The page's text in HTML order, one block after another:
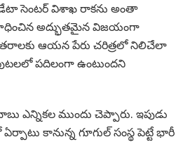
డేటా సెంటర్ విశాఖ రాకను అంతా
సాధించిన అద్భుతమైన విజయంగా
ఆయన పేరు చరిత్రలో నిలిచేలా
పదిలంగా ఉంటుందని
ఎన్నికల ముందు చెప్పారు. ఇపుడు
కానున్న గూగుల్‌ సంస్థ పెట్టే భారీ